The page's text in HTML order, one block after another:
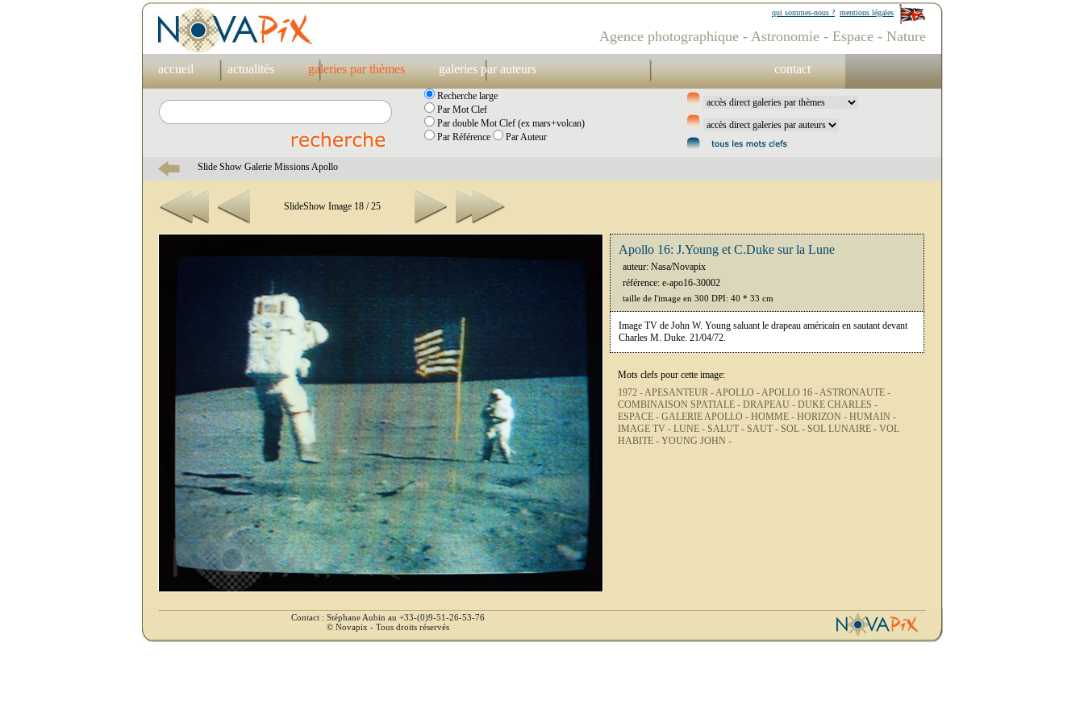
mentions légales
qui sommes-nous ?
Agence photographique - Astronomie - Espace - Nature
accueil actualités galeries par thèmes galeries par auteurs contact
Recherche large
Par Mot Clef
Par double Mot Clef (ex mars+volcan)
Par Référence
Par Auteur
Slide Show Galerie Missions Apollo
SlideShow Image 18 / 25
Apollo 16: J.Young et C.Duke sur la Lune
auteur: Nasa/Novapix
référence: e-apo16-30002
taille de l'image en 300 DPI: 40 * 33 cm
Image TV de John W. Young saluant le drapeau américain en sautant devant
Charles M. Duke. 21/04/72.
Mots clefs pour cette image:
1972 -APESANTEUR -APOLLO -APOLLO 16 -ASTRONAUTE -
COMBINAISON SPATIALE - DRAPEAU - DUKE CHARLES -
ESPACE - GALERIE APOLLO - HOMME - HORIZON - HUMAIN -
IMAGE TV - LUNE - SALUT - SAUT - SOL - SOL LUNAIRE - VOL
HABITE - YOUNG JOHN -
Contact : Stéphane Aubin au +33-(0)9-51-26-53-76
© Novapix - Tous droits réservés